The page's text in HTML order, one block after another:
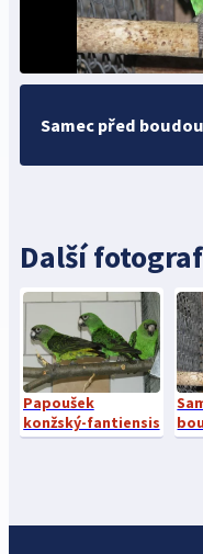
Samec před boudou
Další
Papoušek
konžský-fantiensis